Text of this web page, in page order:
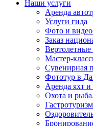
Наши услуги
Аренда
Услуги гида
Фото и
Заказ
Вертолетные
Мастер-
Сувенирная
Фототур в
Аренда яхт и
Охота и
Гастротуризм